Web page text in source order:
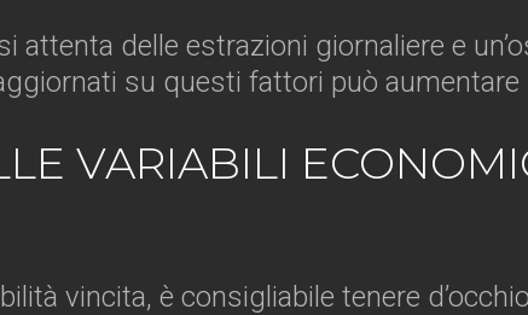
attenta delle estrazioni giornaliere e
su questi fattori può
VARIABILI
vincita, è consigliabile tenere